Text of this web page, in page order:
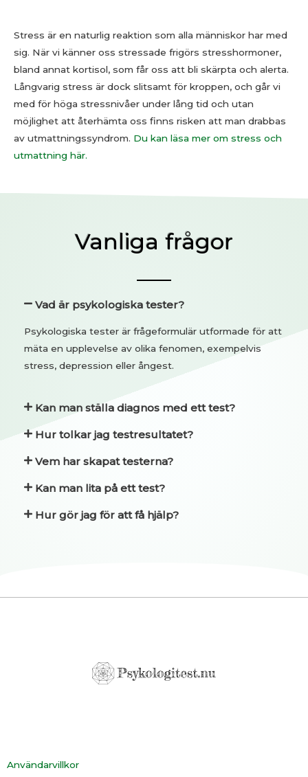
Stress är en naturlig reaktion som alla människor har med
sig. När vi känner oss stressade frigörs stresshormoner,
bland annat kortisol, som får oss att bli skärpta och alerta.
Långvarig stress är dock slitsamt för kroppen, och går vi
med för höga stressnivåer under lång tid och utan
möjlighet att återhämta oss finns risken att man drabbas
av utmattningssyndrom. Du kan läsa mer om stress och
utmattning här.
Vanliga frågor
Vad är psykologiska tester?
Psykologiska tester är frågeformulär utformade för att
mäta en upplevelse av olika fenomen, exempelvis
stress, depression eller ångest.
Kan man ställa diagnos med ett test?
Hur tolkar jag testresultatet?
Vem har skapat testerna?
Kan man lita på ett test?
Hur gör jag för att få hjälp?
Användarvillkor